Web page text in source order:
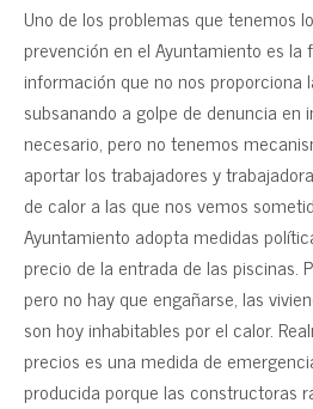
Uno de los problemas que tenemos
prevención en el Ayuntamiento es la
información que no nos proporciona
subsanando a golpe de denuncia en
necesario, pero no tenemos
aportar los trabajadores y
de calor a las que nos vemos
Ayuntamiento adopta medidas
precio de la entrada de las piscinas.
pero no hay que engañarse, las
son hoy inhabitables por el calor.
precios es una medida de
producida porque las constructoras